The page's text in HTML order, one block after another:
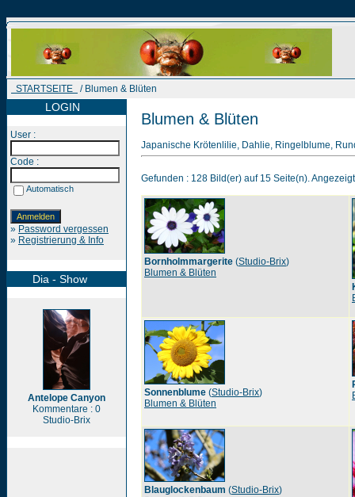
STARTSEITE / Blumen & Blüten
LOGIN
User :
Code :
Automatisch
» Password vergessen
» Registrierung & Info
Dia - Show
Antelope Canyon
Kommentare : 0
Studio-Brix
Blumen & Blüten
Japanische Krötenlilie, Dahlie, Ringelblume,
Gefunden : 128 Bild(er) auf 15 Seite(n).
Bornholmmargerite (Studio-Brix)
Blumen & Blüten
Sonnenblume (Studio-Brix)
Blumen & Blüten
Blauglockenbaum (Studio-Brix)